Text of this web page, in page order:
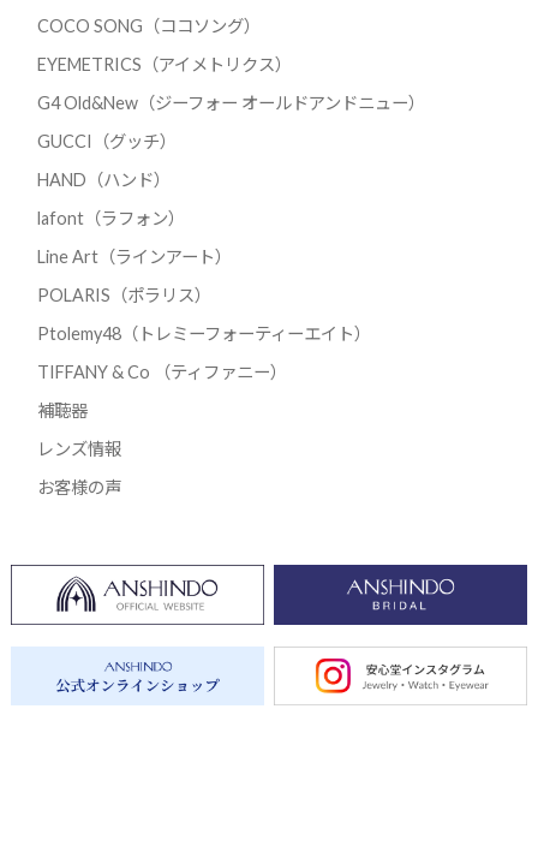
COCO SONG（ココソング）
EYEMETRICS（アイメトリクス）
G4 Old&New（ジーフォー オールドアンドニュー）
GUCCI（グッチ）
HAND（ハンド）
lafont（ラフォン）
Line Art（ラインアート）
POLARIS（ポラリス）
Ptolemy48（トレミーフォーティーエイト）
TIFFANY & Co （ティファニー）
補聴器
レンズ情報
お客様の声